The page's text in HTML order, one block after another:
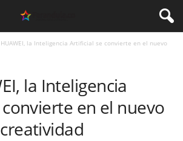
HUAWEI, la Inteligencia Artificial se convierte en el nuevo
la Inteligencia
en el nuevo